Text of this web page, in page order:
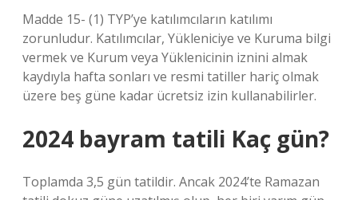
Madde 15- (1) TYP’ye katılımcıların katılımı
zorunludur. Katılımcılar, Yükleniciye ve Kuruma bilgi
vermek ve Kurum veya Yüklenicinin iznini almak
kaydıyla hafta sonları ve resmi tatiller hariç olmak
üzere beş güne kadar ücretsiz izin kullanabilirler.
2024 bayram tatili Kaç gün?
Toplamda 3,5 gün tatildir. Ancak 2024’te Ramazan